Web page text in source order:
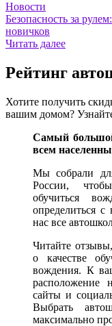
Новости
Безопасность за
новичков
Читать далее
Рейтинг
Хотите получить
вашим домом?
Самый
всем
Мы собрали
России,
обучиться
определиться
нас все
Читайте
о качестве
вождения. К
расположение
сайты и
Выбрать
максимально